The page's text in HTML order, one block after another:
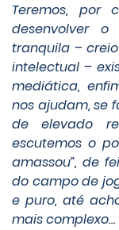
Teremos, por
desenvolver
tranquila –
intelectual –
mediática,
nos ajudam, se
de elevado
escutemos o
amassou”, de
do campo de
e puro, até
mais complexo…